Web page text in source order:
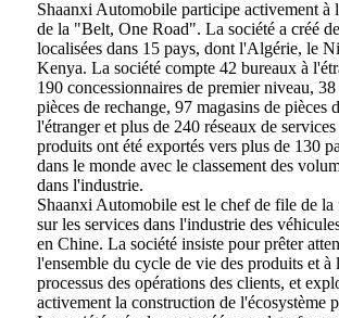
Shaanxi Automobile participe activement à
de la "Belt, One Road". La société a créé
localisées dans 15 pays, dont l'Algérie, le
Kenya. La société compte 42 bureaux à
190 concessionnaires de premier niveau, 38
pièces de rechange, 97 magasins de pièces
l'étranger et plus de 240 réseaux de
produits ont été exportés vers plus de 130
dans le monde avec le classement des
dans l'industrie.
Shaanxi Automobile est le chef de file de la
sur les services dans l'industrie des
en Chine. La société insiste pour prêter
l'ensemble du cycle de vie des produits et à
processus des opérations des clients, et
activement la construction de l'écosystème